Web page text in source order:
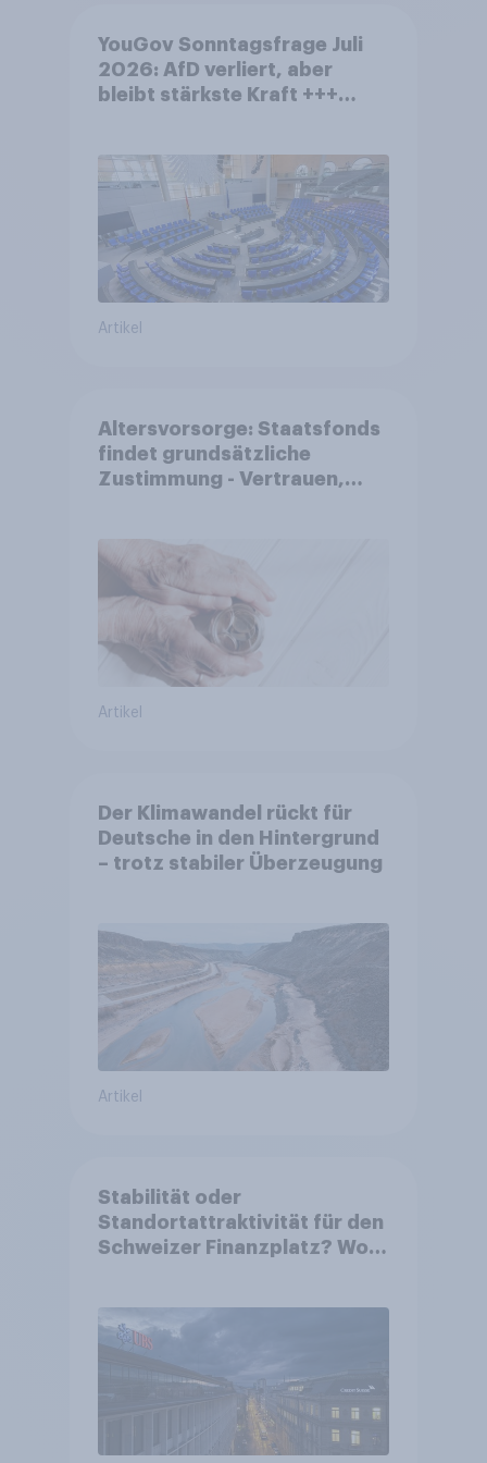
YouGov Sonntagsfrage Juli
2026: AfD verliert, aber
bleibt stärkste Kraft +++
Artikel
Altersvorsorge: Staatsfonds
findet grundsätzliche
Zustimmung - Vertrauen,
Akzeptanz
Artikel
Der Klimawandel rückt für
Deutsche in den Hintergrund
– trotz stabiler Überzeugung
Artikel
Stabilität oder
Standortattraktivität für den
Schweizer Finanzplatz? Wo
von Grossbanken steht